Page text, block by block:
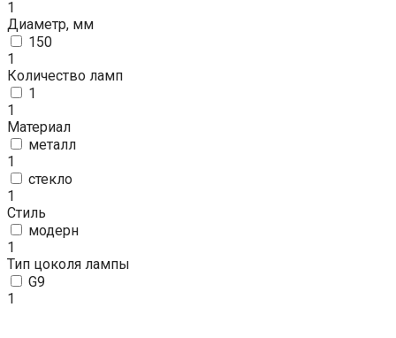
1
Диаметр, мм
150
1
Количество ламп
1
1
Материал
металл
1
стекло
1
Стиль
модерн
1
Тип цоколя лампы
G9
1